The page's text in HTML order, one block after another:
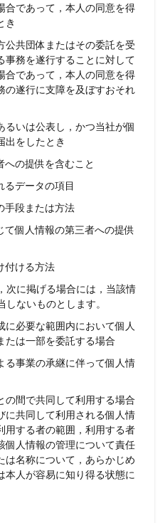
合であって，本人の同意を得
き
公共団体またはその委託を受
事務を遂行することに対して
合であって，本人の同意を得
の遂行に支障を及ぼすおそれ
るいは公表し，かつ当社が個
出をしたとき
への提供を含むこと
るデータの項目
手段または方法
て個人情報の第三者への提供
付ける方法
次に掲げる場合には，当該情
ないものとします。
に必要な範囲内において個人
たは一部を委託する場合
る事業の承継に伴って個人情
の間で共同して利用する場合
に共同して利用される個人情
用する者の範囲，利用する者
個人情報の管理について責任
は名称について，あらかじめ
本人が容易に知り得る状態に